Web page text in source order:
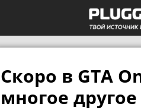
Скоро в GTA
многое другое